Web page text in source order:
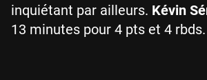
inquiétant par ailleurs. Kévin
13 minutes pour 4 pts et 4 rbds.